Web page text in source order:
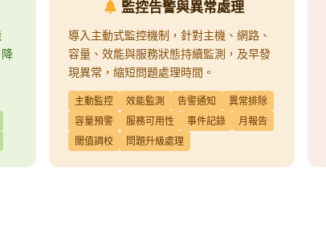
監控告警與異常處理
導入主動式監控機制，針對主機、網路、
容量、效能與服務狀態持續監測，及早發
現異常，縮短問題處理時間。
主動監控 效能監測 告警通知
異常排除
容量預警
服務可用性 事件記錄
月報告
閾值調校
問題升級處理